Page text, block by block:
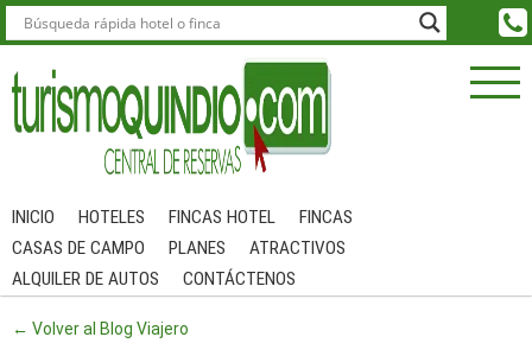
INICIO HOTELES FINCAS HOTEL
FINCAS
CASAS DE CAMPO
PLANES
ATRACTIVOS
ALQUILER DE AUTOS
CONTÁCTENOS
← Volver al Blog Viajero